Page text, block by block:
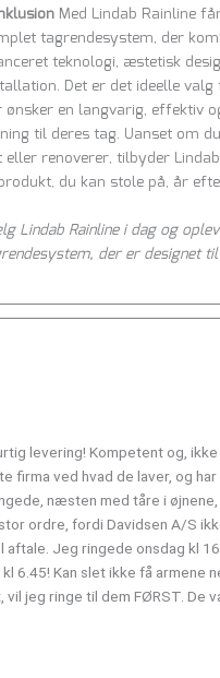
Med Lindab Rainline
tagrendesystem, der
teknologi, æstetisk
Det er det ideelle
ønsker en langvarig, effektiv
til deres tag. Uanset om
eller renoverer, tilbyder
du kan stole på, år
Lindab Rainline i dag og
der er designet
levering! Kompetent og,
firma ved hvad de laver, og
næsten med tåre i
ordre, fordi Davidsen A/S
aftale. Jeg ringede onsdag kl
6.45! Kan slet ikke få armene
vil jeg ringe til dem FØRST. De